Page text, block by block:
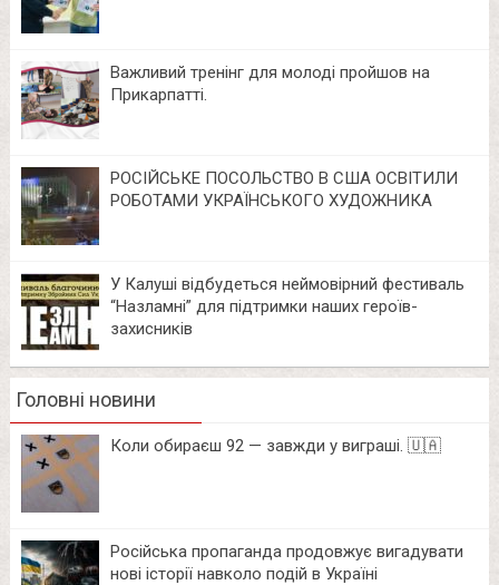
Важливий тренінг для молоді пройшов на
Прикарпатті.
РОСІЙСЬКЕ ПОСОЛЬСТВО В США ОСВІТИЛИ
РОБОТАМИ УКРАЇНСЬКОГО ХУДОЖНИКА
У Калуші відбудеться неймовірний фестиваль
“Назламні” для підтримки наших героїв-
захисників
Головні новини
Коли обираєш 92 — завжди у виграші. 🇺🇦
Російська пропаганда продовжує вигадувати
нові історії навколо подій в Україні